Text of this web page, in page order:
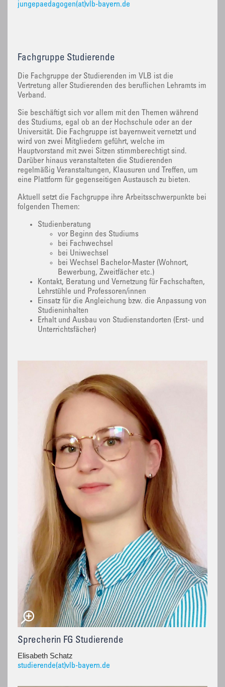
jungepaedagogen(at)vlb-bayern.de
Fachgruppe Studierende
‌Die Fachgruppe der Studierenden im VLB ist die
Vertretung aller Studierenden des beruflichen Lehramts im
Verband.
Sie beschäftigt sich vor allem mit den Themen während
des Studiums, egal ob an der Hochschule oder an der
Universität. Die Fachgruppe ist bayernweit vernetzt und
wird von zwei Mitgliedern geführt, welche im
Hauptvorstand mit zwei Sitzen stimmberechtigt sind.
Darüber hinaus veranstalteten die Studierenden
regelmäßig Veranstaltungen, Klausuren und Treffen, um
eine Plattform für gegenseitigen Austausch zu bieten.
Aktuell setzt die Fachgruppe ihre Arbeitsschwerpunkte bei
folgenden Themen:
Studienberatung
vor Beginn des Studiums
bei Fachwechsel
bei Uniwechsel
bei Wechsel Bachelor-Master (Wohnort,
Bewerbung, Zweitfächer etc.)
Kontakt, Beratung und Vernetzung für Fachschaften,
Lehrstühle und Professoren/innen
Einsatz für die Angleichung bzw. die Anpassung von
Studieninhalten
Erhalt und Ausbau von Studienstandorten (Erst- und
Unterrichtsfächer)
Sprecherin FG Studierende
Elisabeth Schatz
studierende(at)vlb-bayern.de